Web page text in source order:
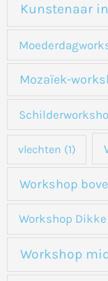
Kunstenaar
Mozaïek-
vlechten (1)
Workshop
Workshop
Workshop